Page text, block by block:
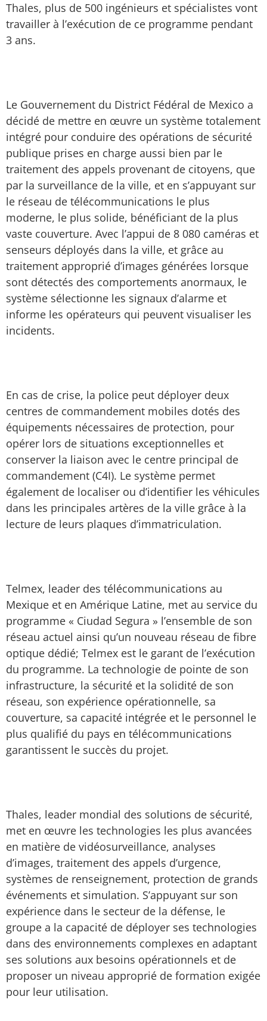
Thales, plus de 500 ingénieurs et spécialistes vont
travailler à l’exécution de ce programme pendant
3 ans.
Le Gouvernement du District Fédéral de Mexico a
décidé de mettre en œuvre un système totalement
intégré pour conduire des opérations de sécurité
publique prises en charge aussi bien par le
traitement des appels provenant de citoyens, que
par la surveillance de la ville, et en s’appuyant sur
le réseau de télécommunications le plus
moderne, le plus solide, bénéficiant de la plus
vaste couverture. Avec l’appui de 8 080 caméras et
senseurs déployés dans la ville, et grâce au
traitement approprié d’images générées lorsque
sont détectés des comportements anormaux, le
système sélectionne les signaux d’alarme et
informe les opérateurs qui peuvent visualiser les
incidents.
En cas de crise, la police peut déployer deux
centres de commandement mobiles dotés des
équipements nécessaires de protection, pour
opérer lors de situations exceptionnelles et
conserver la liaison avec le centre principal de
commandement (C4I). Le système permet
également de localiser ou d’identifier les véhicules
dans les principales artères de la ville grâce à la
lecture de leurs plaques d’immatriculation.
Telmex, leader des télécommunications au
Mexique et en Amérique Latine, met au service du
programme « Ciudad Segura » l’ensemble de son
réseau actuel ainsi qu’un nouveau réseau de fibre
optique dédié; Telmex est le garant de l’exécution
du programme. La technologie de pointe de son
infrastructure, la sécurité et la solidité de son
réseau, son expérience opérationnelle, sa
couverture, sa capacité intégrée et le personnel le
plus qualifié du pays en télécommunications
garantissent le succès du projet.
Thales, leader mondial des solutions de sécurité,
met en œuvre les technologies les plus avancées
en matière de vidéosurveillance, analyses
d’images, traitement des appels d’urgence,
systèmes de renseignement, protection de grands
événements et simulation. S’appuyant sur son
expérience dans le secteur de la défense, le
groupe a la capacité de déployer ses technologies
dans des environnements complexes en adaptant
ses solutions aux besoins opérationnels et de
proposer un niveau approprié de formation exigée
pour leur utilisation.